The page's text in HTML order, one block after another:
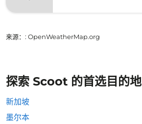
来源： : OpenWeatherMap.org
探索 Scoot 的首选目的地
新加坡
墨尔本